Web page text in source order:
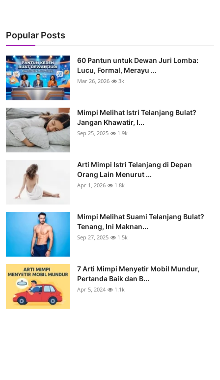
Popular Posts
60 Pantun untuk Dewan Juri Lomba:
Lucu, Formal, Merayu ...
Mar 26, 2026 3k
Mimpi Melihat Istri Telanjang Bulat?
Jangan Khawatir, I...
Sep 25, 2025 1.9k
Arti Mimpi Istri Telanjang di Depan
Orang Lain Menurut ...
Apr 1, 2026 1.8k
Mimpi Melihat Suami Telanjang Bulat?
Tenang, Ini Maknan...
Sep 27, 2025 1.5k
7 Arti Mimpi Menyetir Mobil Mundur,
Pertanda Baik dan B...
Apr 5, 2024 1.1k